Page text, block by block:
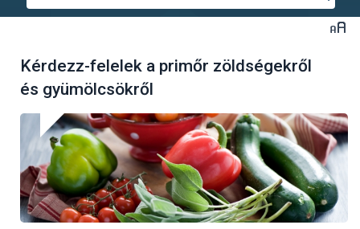
Kérdezz-felelek a primőr zöldségekről
és gyümölcsökről